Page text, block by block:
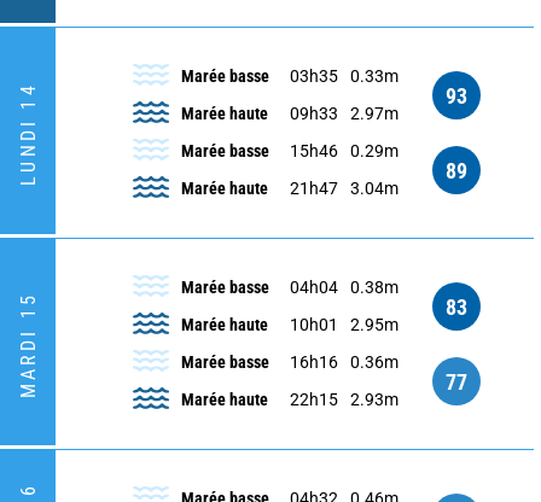
LUNDI 14
Marée basse 03h35
0.33m
Marée haute
09h33 2.97m
93
Marée basse 15h46
0.29m
Marée haute
21h47 3.04m
89
MARDI 15
Marée basse 04h04
0.38m
Marée haute
10h01 2.95m
83
Marée basse 16h16
0.36m
Marée haute
22h15 2.93m
77